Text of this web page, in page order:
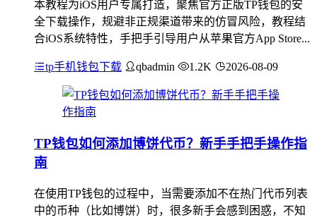
本教程为iOS用户专属打造，聚焦官方正版TP钱包的安
全下载操作，规避非正规渠道带来的仿冒风险，教程结
合iOS系统特性，手把手引导用户从苹果官方App Store...
tp手机钱包下载 qbadmin 1.2K 2026-08-09
TP钱包如何添加博饼代币？新手手把手操作指
南
在使用TP钱包的过程中，当需要添加不在热门代币列表
中的币种（比如博饼）时，很多新手会感到困惑，不知